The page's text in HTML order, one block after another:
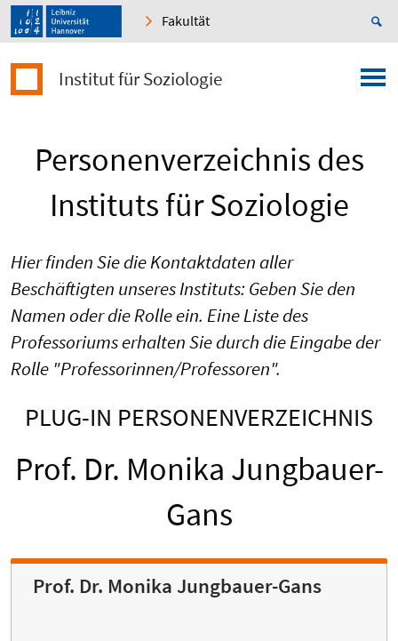
Fakultät
Institut für Soziologie
Personenverzeichnis des
Instituts für Soziologie
Hier finden Sie die Kontaktdaten aller
Beschäftigten unseres Instituts: Geben Sie den
Namen oder die Rolle ein. Eine Liste des
Professoriums erhalten Sie durch die Eingabe der
Rolle "Professorinnen/Professoren".
PLUG-IN PERSONENVERZEICHNIS
Prof. Dr. Monika Jungbauer-
Gans
Prof. Dr. Monika Jungbauer-Gans